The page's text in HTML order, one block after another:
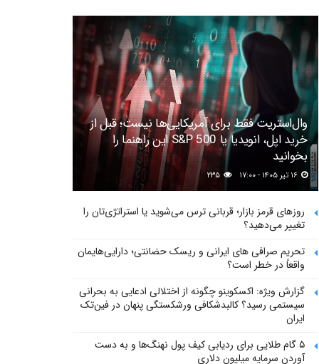
وال‌استریت فقط برای آمریکایی‌ها نیست؛ قبل از
خرید اپل، انویدیا یا S&P 500 این راهنما را
بخوانید
روزهای قرمز بازار؛ قربانی ترس می‌شوید یا استراتژی‌تان را
تغییر می‌دهید؟
تحریم صرافی های ایرانی و ریسک حضانتی؛ دارایی‌هایمان
واقعاً در خطر است؟
گزارش ویژه: اکسکوینو چگونه از اختلالی ادعایی به بحرانی
سیستمی رسید؟ کالبدشکافی ورشکستگی پنهان در فین‌تک
ایران
۵ گام طلایی برای ردیابی کیف پول‌ نهنگ‌ها و به دست
آوردن سرمایه میلیون دلاری